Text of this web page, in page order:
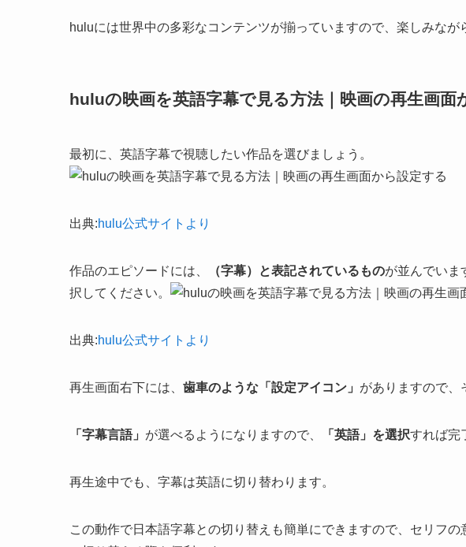
huluには世界中の多彩なコンテンツが揃っていますので、楽しみなが
huluの映画を英語字幕で見る方法｜映画の再生画面
最初に、英語字幕で視聴したい作品を選びましょう。
出典:hulu公式サイトより
作品のエピソードには、 （字幕）と表記されているものが並んでいま
択してください。
出典:hulu公式サイトより
再生画面右下には、 歯車のような「設定アイコン」 がありますので、
「字幕言語」 が選べるようになりますので、 「英語」を選択すれば完
再生途中でも、字幕は英語に切り替わります。
この動作で日本語字幕との切り替えも簡単にできますので、セリフ